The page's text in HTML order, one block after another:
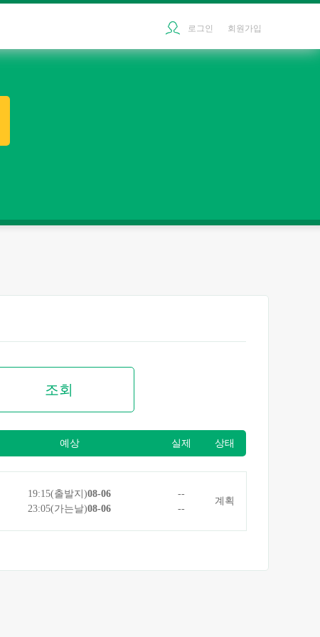
로그인 회원가입
조회
예상 실제 상태
19:15(출발지)08-06
23:05(가는날)08-06
--
--
계획